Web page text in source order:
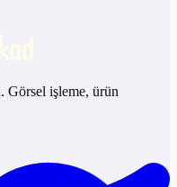
Görsel işleme, ürün